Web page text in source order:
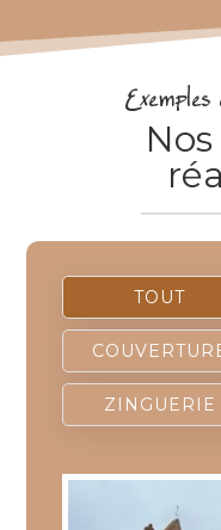
TOUT
ZINGUERIE